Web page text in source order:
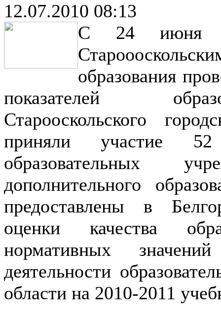
12.07.2010 08:13
С 24 июня
образования
показателей
Старооскольского
приняли участие
образовательных
дополнительного
предоставлены в
оценки качества
нормативных
деятельности
области на 2010-2011